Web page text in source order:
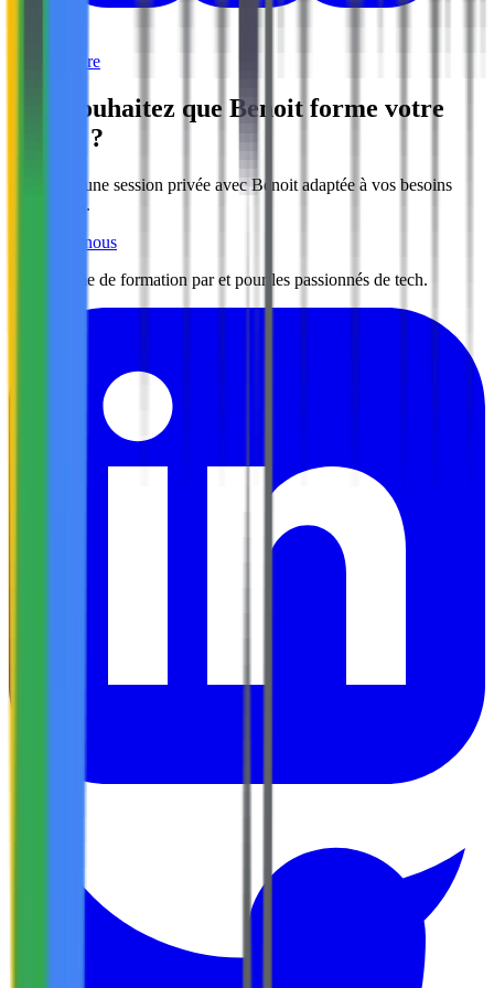
Intermédiaire
Vous souhaitez que Benoit forme votre
équipe ?
Organisez une session privée avec Benoit adaptée à vos besoins
spécifiques.
Contactez-nous
L'organisme de formation par et pour les passionnés de tech.